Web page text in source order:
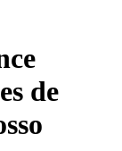
de